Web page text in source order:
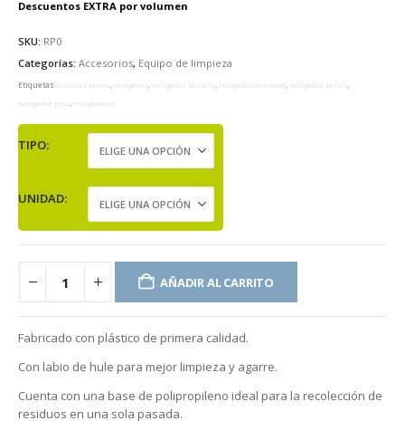
SKU: RP0
Categorías: Accesorios, Equipo de limpieza
Etiquetas: escobas perico, recogedor, recogedor basura, recogedor manual, recogedor perico,
recogedor piso, recogedores
TIPO
UNIDAD
AÑADIR AL CARRITO
Fabricado con plástico de primera calidad.
Con labio de hule para mejor limpieza y agarre.
Cuenta con una base de polipropileno ideal para la recolección de
residuos en una sola pasada.